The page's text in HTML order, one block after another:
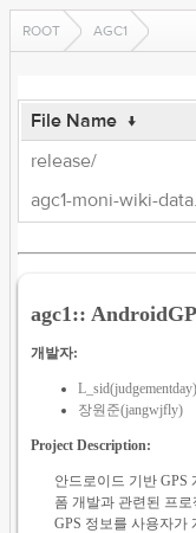
ROOT AGC1
File Name ↓
release/
agc1-moni-wiki-
agc1::
개발자:
L_sid(judgementday)
장원준(jangwjfly)
Project Description:
안드로이드 기반 GPS
폼 개발과 관련된 프
GPS 정보를 사용자가